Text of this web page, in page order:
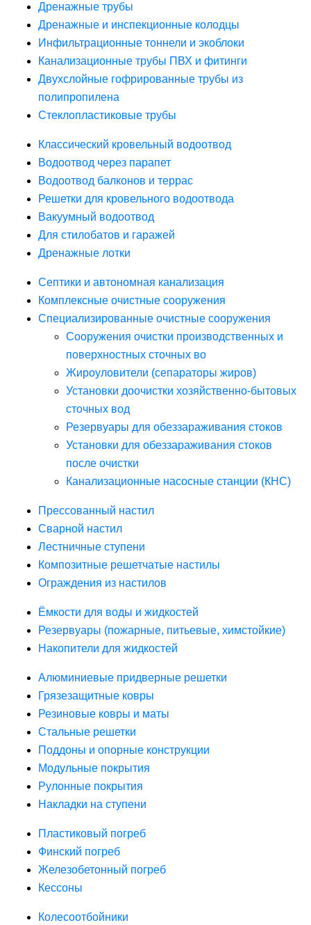
Дренажные трубы
Дренажные и инспекционные колодцы
Инфильтрационные тоннели и экоблоки
Канализационные трубы ПВХ и фитинги
Двухслойные гофрированные трубы из
полипропилена
Стеклопластиковые трубы
Классический кровельный водоотвод
Водоотвод через парапет
Водоотвод балконов и террас
Решетки для кровельного водоотвода
Вакуумный водоотвод
Для стилобатов и гаражей
Дренажные лотки
Септики и автономная канализация
Комплексные очистные сооружения
Специализированные очистные сооружения
Сооружения очистки производственных и
поверхностных сточных во
Жироуловители (сепараторы жиров)
Установки доочистки хозяйственно-бытовых
сточных вод
Резервуары для обеззараживания стоков
Установки для обеззараживания стоков
после очистки
Канализационные насосные станции (КНС)
Прессованный настил
Сварной настил
Лестничные ступени
Композитные решетчатые настилы
Ограждения из настилов
Ёмкости для воды и жидкостей
Резервуары (пожарные, питьевые, химстойкие)
Накопители для жидкостей
Алюминиевые придверные решетки
Грязезащитные ковры
Резиновые ковры и маты
Стальные решетки
Поддоны и опорные конструкции
Модульные покрытия
Рулонные покрытия
Накладки на ступени
Пластиковый погреб
Финский погреб
Железобетонный погреб
Кессоны
Колесоотбойники